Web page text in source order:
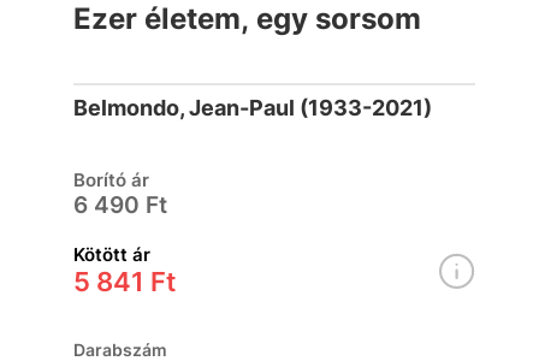
Ezer életem, egy sorsom
Belmondo, Jean-Paul (1933-2021)
Borító ár
6 490 Ft
Kötött ár
5 841 Ft
Darabszám